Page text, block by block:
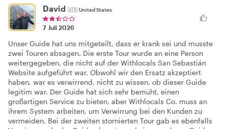
David 🇺🇸United States
7 Juli 2026
Unser Guide hat uns mitgeteilt, dass er krank sei und musste
zwei Touren absagen. Die erste Tour wurde an eine Person
weitergegeben, die nicht auf der Withlocals San Sebastián
Website aufgeführt war. Obwohl wir den Ersatz akzeptiert
haben, war es verwirrend, nicht zu wissen, ob dieser Guide
legitim war. Der Guide hat sich sehr bemüht, einen
großartigen Service zu bieten, aber Withlocals Co. muss an
ihrem System arbeiten, um Verwirrung bei den Kunden zu
vermeiden. Bei der zweiten stornierten Tour gab es ebenfalls